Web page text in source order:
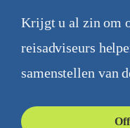
Krijgt u al zin om
reisadviseurs
samenstellen van